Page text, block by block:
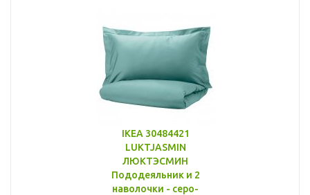
IKEA 30484421
LUKTJASMIN
ЛЮКТЭСМИН
Пододеяльник и 2
наволочки - серо-